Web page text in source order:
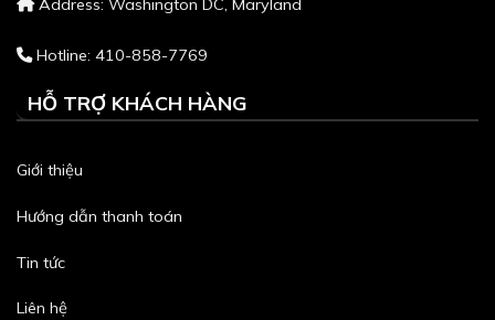
Address: Washington DC, Maryland
Hotline: 410-858-7769
HỖ TRỢ KHÁCH HÀNG
Giới thiệu
Hướng dẫn thanh toán
Tin tức
Liên hệ